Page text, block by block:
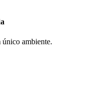
ambiente.